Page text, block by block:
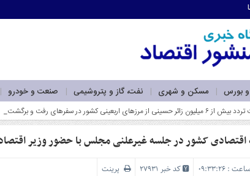
و بورس مسکن و شهری نفت، گاز و پتروشیمی صنعت و خودرو
بازآفرینی در نقشه راه لجستیک و کریدورهای کشور با _
کشور در جلسه غیرعلنی مجلس با حضور وزیر اقتصاد
کد خبر 27931 پرینت